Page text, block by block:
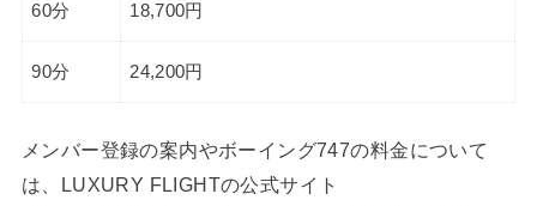
60分 18,700円
90分 24,200円
メンバー登録の案内やボーイング747の料金について
は、LUXURY FLIGHTの公式サイト